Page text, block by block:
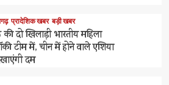
प्रादेशिक खबर बड़ी खबर
दो खिलाड़ी भारतीय महिला
टीम में, चीन में होने वाले एशिया
दम